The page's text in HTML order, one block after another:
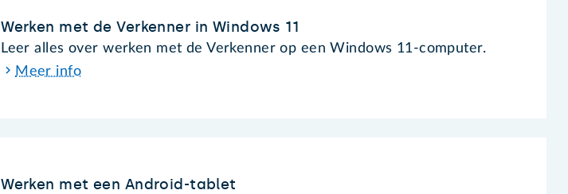
Werken met de Verkenner in Windows 11
Leer alles over werken met de Verkenner op een Windows 11-computer.
Meer info
Werken met een Android-tablet